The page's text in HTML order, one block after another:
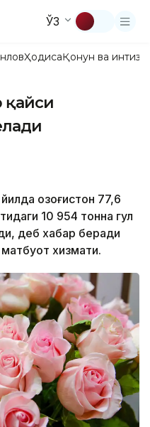
ЎЗ
ҲодисаҚонун ва
қайси
Қозоғистон 77,6
10 954 тонна гул
деб хабар беради
хизмати.